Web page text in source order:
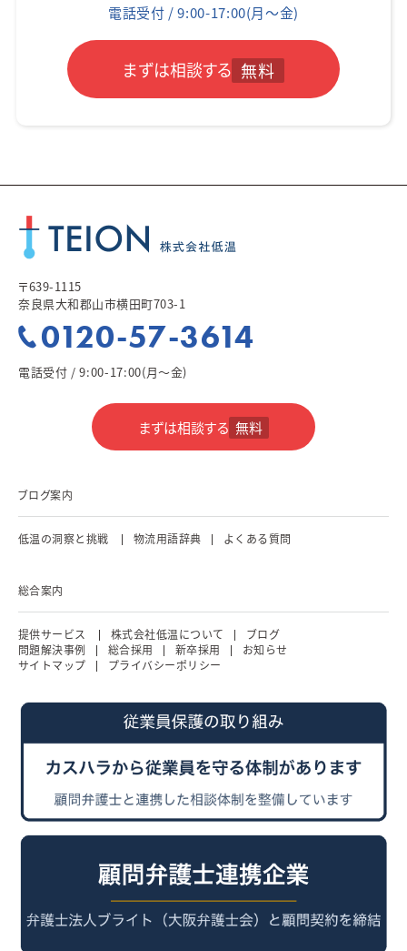
電話受付 / 9:00-17:00(月～金)
まずは相談する 無料
〒639-1115
奈良県大和郡山市横田町703-1
0120-57-3614
電話受付 / 9:00-17:00(月～金)
まずは相談する 無料
ブログ案内
低温の洞察と挑戦 物流用語辞典 よくある質問
総合案内
提供サービス 株式会社低温について
ブログ
問題解決事例
総合採用 新卒採用
お知らせ
サイトマップ
プライバシーポリシー